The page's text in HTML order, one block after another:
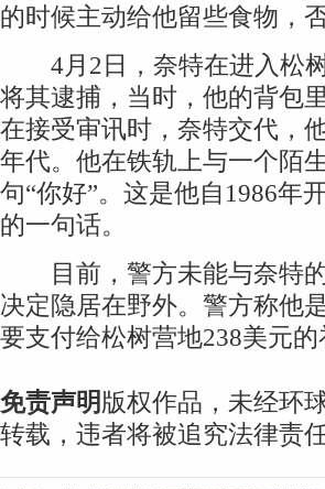
的时候主动给他留些食物，
4月2日，奈特在进入松树
将其逮捕，当时，他的背包
在接受审讯时，奈特交代，
年代。他在铁轨上与一个陌
句“你好”。这是他自1986年
的一句话。
目前，警方未能与奈特的
决定隐居在野外。警方称他
要支付给松树营地238美元的
免责声明版权作品，未经环
转载，违者将被追究法律责任